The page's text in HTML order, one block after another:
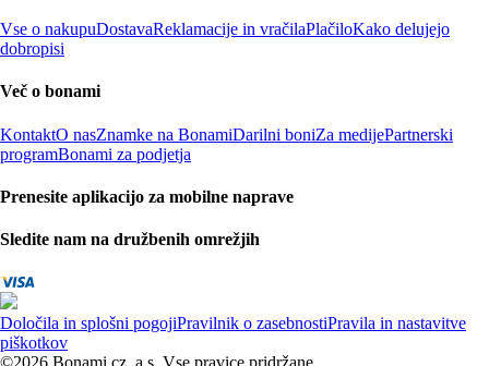
Vse o nakupuDostavaReklamacije in vračilaPlačiloKako delujejo
dobropisi
Več o bonami
KontaktO nasZnamke na BonamiDarilni boniZa medijePartnerski
programBonami za podjetja
Prenesite aplikacijo za mobilne naprave
Sledite nam na družbenih omrežjih
Določila in splošni pogojiPravilnik o zasebnostiPravila in nastavitve
piškotkov